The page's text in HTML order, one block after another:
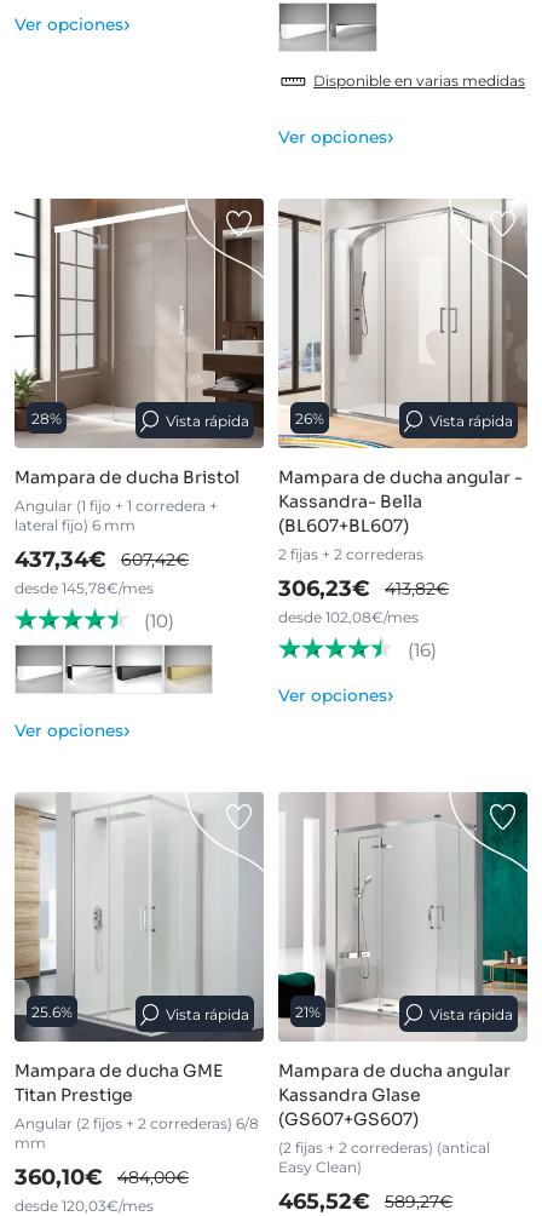
Ver opciones›
Disponible en varias medidas
Ver opciones›
28% Vista rápida
Mampara de ducha Bristol
Angular (1 fijo + 1 corredera +
lateral fijo) 6 mm
437,34€ 607,42€
desde 145,78€/mes
(10)
Ver opciones›
26% Vista rápida
Mampara de ducha angular -
Kassandra- Bella
(BL607+BL607)
2 fijas + 2 correderas
306,23€ 413,82€
desde 102,08€/mes
(16)
Ver opciones›
25.6% Vista rápida
Mampara de ducha GME
Titan Prestige
Angular (2 fijos + 2 correderas) 6/8
mm
360,10€ 484,00€
desde 120,03€/mes
21% Vista rápida
Mampara de ducha angular
Kassandra Glase
(GS607+GS607)
(2 fijas + 2 correderas) (antical
Easy Clean)
465,52€ 589,27€